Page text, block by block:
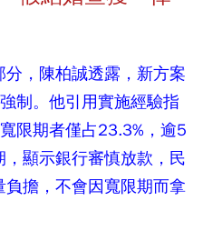
，陳柏誠透露，新方案
制。他引用實施經驗指
限期者僅占23.3%，逾5
顯示銀行審慎放款，民
擔，不會因寬限期而拿